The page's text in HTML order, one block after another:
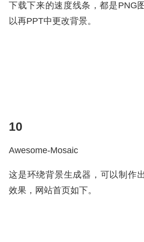
下载下来的速度线条，都是PNG
以再PPT中更改背景。
10
Awesome-Mosaic
这是环绕背景生成器，可以制作
效果，网站首页如下。